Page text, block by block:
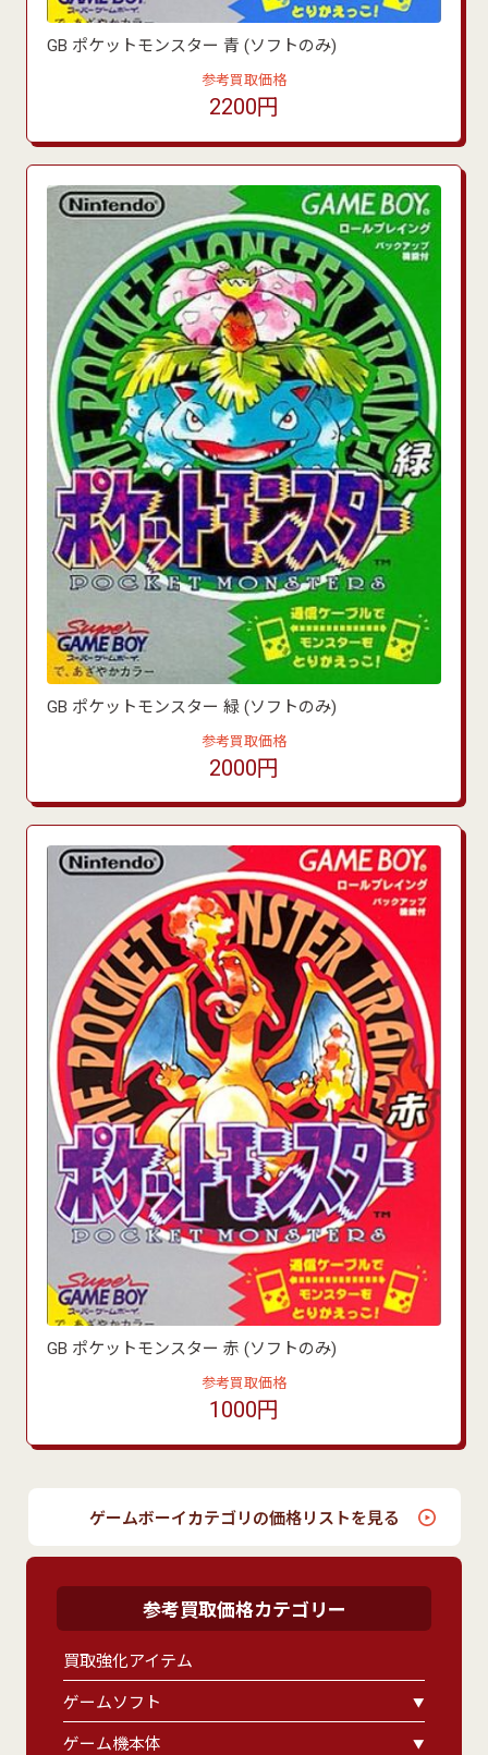
GB ポケットモンスター 青 (ソフトのみ)
参考買取価格
2200円
GB ポケットモンスター 緑 (ソフトのみ)
参考買取価格
2000円
GB ポケットモンスター 赤 (ソフトのみ)
参考買取価格
1000円
ゲームボーイカテゴリの価格リストを見る
参考買取価格カテゴリー
買取強化アイテム
ゲームソフト
ゲーム機本体